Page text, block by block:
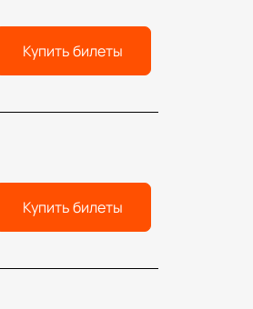
Купить билеты
Купить билеты